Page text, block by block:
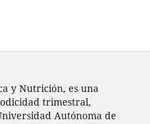
y Nutrición, es una
trimestral,
Autónoma de